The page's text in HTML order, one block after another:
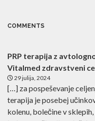
COMMENTS
PRP terapija z
Vitalmed zdravstveni
29 julija, 2024
[…] za pospeševanje
terapija je posebej
kolenu, bolečine v
nove
[ VEČ